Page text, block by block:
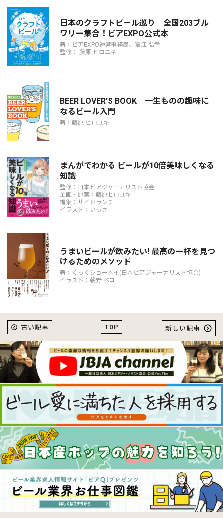
日本のクラフトビール巡り 全国203ブル
ワリー集合！ビアEXPO公式本
著：ビアEXPO運営事務局、富江 弘幸
監修： 藤原 ヒロユキ
BEER LOVER’S BOOK 一生ものの趣味に
なるビール入門
著：藤原 ヒロユキ
まんがでわかる ビールが10倍美味しくなる
知識
監修：日本ビアジャーナリスト協会
企画・原案：藤原ヒロユキ
編集：サイドランチ
イラスト：いっさ
うまいビールが飲みたい! 最高の一杯を見つ
けるためのメソッド
著：くっくショーヘイ(日本ビアジャーナリスト協会)
イラスト：朝野 ペコ
TOP
古い記事 新しい記事